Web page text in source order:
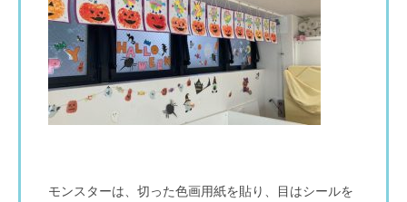
モンスターは、切った色画用紙を貼り、目はシールを